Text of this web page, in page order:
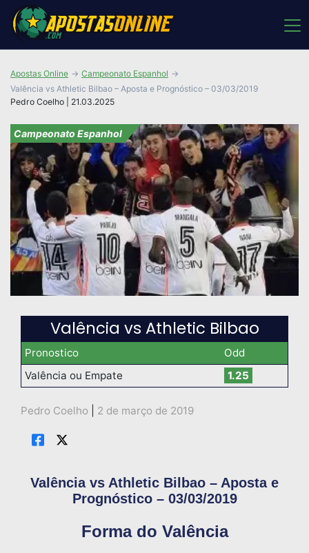
Pedro Coelho | 21.03.2025
Apostas Online
Campeonato Espanhol
Valência vs Athletic Bilbao – Aposta e Prognóstico – 03/03/2019
Campeonato Espanhol
Valência vs Athletic Bilbao
Pronostico
Odd
Valência ou Empate
1.25
Pedro Coelho 2 de março de 2019
Valência vs Athletic Bilbao – Aposta e
Prognóstico – 03/03/2019
Forma do Valência